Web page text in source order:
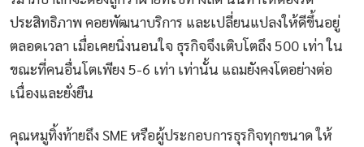
ประสิทธิภาพ คอยพัฒนาบริการ และเปลี่ยนแปลงให้ดีขึ้นอยู่
ตลอดเวลา เมื่อเคยนิ่งนอนใจ ธุรกิจจึงเติบโตถึง 500 เท่า ใน
ขณะที่คนอื่นโตเพียง 5-6 เท่า เท่านั้น แถมยังคงโตอย่างต่อ
เนื่องและยั่งยืน
คุณหมูทิ้งท้ายถึง SME หรือผู้ประกอบการธุรกิจทุกขนาด ให้